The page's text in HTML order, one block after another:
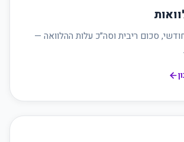
סכום ריבית וסה״כ עלות ההלוואה —